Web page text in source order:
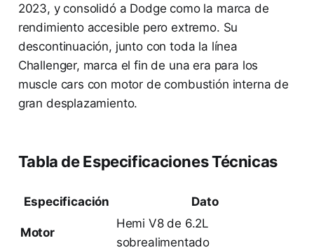
2023, y consolidó a Dodge como la marca de
rendimiento accesible pero extremo. Su
descontinuación, junto con toda la línea
Challenger, marca el fin de una era para los
muscle cars con motor de combustión interna de
gran desplazamiento.
Tabla de Especificaciones Técnicas
Especificación Dato
Motor
Hemi V8 de 6.2L
sobrealimentado